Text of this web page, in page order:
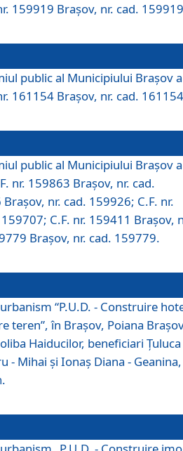
159919 Brașov, nr. cad.
public al Municipiului Braşov a
161154 Brașov, nr. cad.
public al Municipiului Braşov a
nr. 159863 Brașov, nr. cad.
nr. cad. 159926; C.F. nr.
C.F. nr. 159411 Brașov,
Brașov, nr. cad. 159779.
“P.U.D. - Construire
teren”, în Braşov, Poiana
Haiducilor, beneficiari
- Mihai şi Ionaş Diana - Geanina,